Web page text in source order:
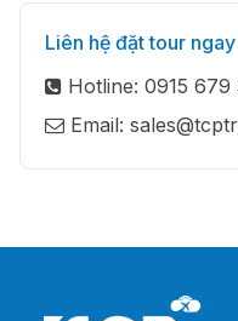
Liên hệ đặt tour ngay
Hotline: 0915 679
Email: